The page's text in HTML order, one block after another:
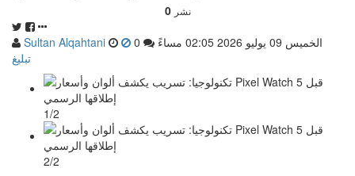
0 نشر
Sultan Alqahtani الخميس 09 يوليو 2026 02:05 مساءً
تبليغ
1/2
2/2